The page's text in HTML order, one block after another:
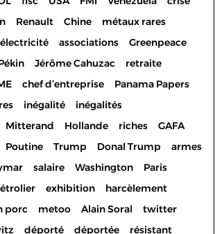
Renault Chine
métaux rares
électricité associations
Greenpeace
Jérôme Cahuzac
retraite
chef d’entreprise
Panama Papers
inégalité
inégalités
Mitterand Hollande riches
GAFA
Poutine Trump Donal Trump
armes
salaire Washington
Paris
exhibition
harcèlement
porc metoo Alain Soral
twitter
déporté déportée
résistant